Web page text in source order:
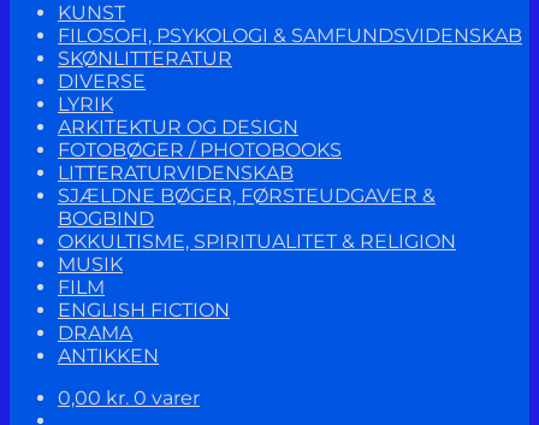
KUNST
FILOSOFI, PSYKOLOGI & SAMFUNDSVIDENSKAB
SKØNLITTERATUR
DIVERSE
LYRIK
ARKITEKTUR OG DESIGN
FOTOBØGER / PHOTOBOOKS
LITTERATURVIDENSKAB
SJÆLDNE BØGER, FØRSTEUDGAVER &
BOGBIND
OKKULTISME, SPIRITUALITET & RELIGION
MUSIK
FILM
ENGLISH FICTION
DRAMA
ANTIKKEN
0,00 kr. 0 varer